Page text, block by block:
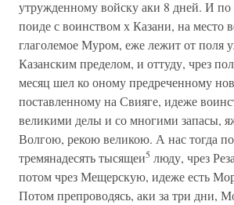
утружденному войску аки 8 дней. И
поиде с воинством х Казани, на место
глаголемое Муром, еже лежит от поля
Казанским пределом, и оттуду, чрез
месяц шел ко оному предреченному
поставленному на Свияге, идеже
великими делы и со многими запасы,
Волгою, рекою великою. А нас тогда
тремянадесять тысящеи5 люду, чрез
потом чрез Мещерскую, идеже есть
Потом препроводясь, аки за три дни,